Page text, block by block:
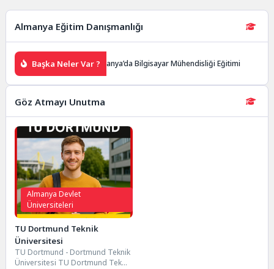
Almanya Eğitim Danışmanlığı
Başka Neler Var ?
Danışmanlığı Almanya’da Bilgisayar Mühendisliği Eğitimi
Göz Atmayı Unutma
Almanya Devlet
Üniversiteleri
TU Dortmund Teknik
Üniversitesi
TU Dortmund - Dortmund Teknik
Üniversitesi TU Dortmund Teknik